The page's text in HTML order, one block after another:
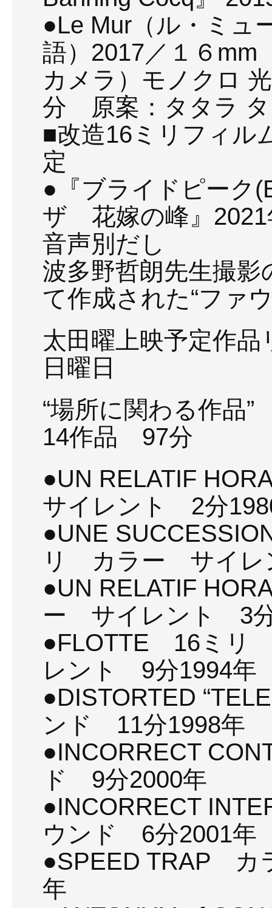
●Le Mur（ル・ミ
語）2017／１６mm
カメラ）モノクロ
分 原案：タタラ
■改造16ミリフィ
定
●『ブライドピー
ザ 花嫁の峰』2021
音声別だし
波多野哲朗先生撮
て作成された“ファ
太田曜上映予定作
日曜日
“場所に関わる作品”
14作品 97分
●UN RELATIF
サイレント 2分
●UNE
リ カラー サイレ
●UN RELATIF
ー サイレント 3
●FLOTTE 16ミリ
レント 9分1994年
●DISTORTED
ンド 11分1998年
●INCORRECT
ド 9分2000年
●INCORRECT
ウンド 6分2001年
●SPEED TRAP
年